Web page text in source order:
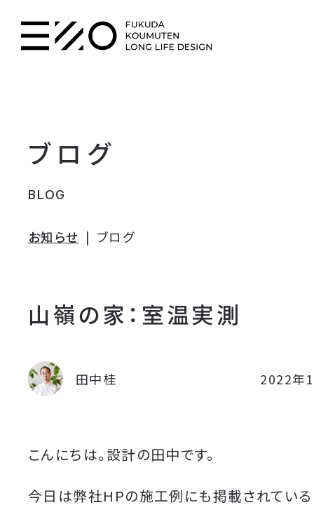
ブログ
BLOG
お知らせ ブログ
山嶺の家：室温実測
2022年
田中桂
こんにちは。設計の田中です。
今日は弊社HPの施工例にも掲載されている